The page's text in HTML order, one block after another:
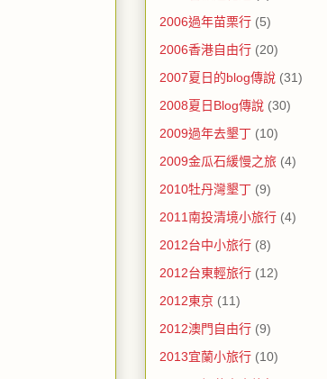
2006過年苗栗行 (5)
2006香港自由行 (20)
2007夏日的blog傳說 (31)
2008夏日Blog傳說 (30)
2009過年去墾丁 (10)
2009金瓜石緩慢之旅 (4)
2010牡丹灣墾丁 (9)
2011南投清境小旅行 (4)
2012台中小旅行 (8)
2012台東輕旅行 (12)
2012東京 (11)
2012澳門自由行 (9)
2013宜蘭小旅行 (10)